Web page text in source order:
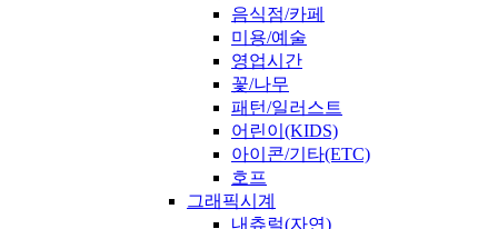
음식점/카페
미용/예술
영업시간
꽃/나무
패턴/일러스트
어린이(KIDS)
아이콘/기타(ETC)
호프
그래픽시계
내츄럴(자연)